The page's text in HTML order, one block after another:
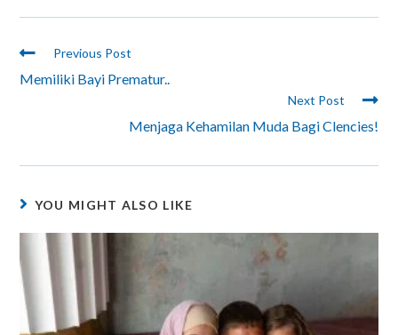
Previous Post
Memiliki Bayi Prematur..
Next Post
Menjaga Kehamilan Muda Bagi Clencies!
YOU MIGHT ALSO LIKE